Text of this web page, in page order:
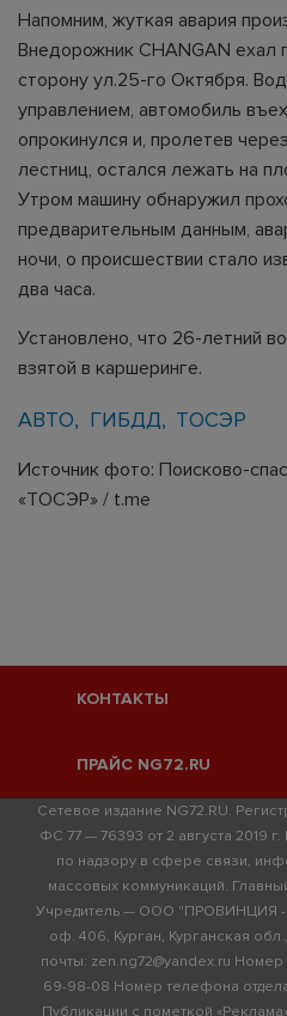
Напомним, жуткая авария
Внедорожник CHANGAN ехал
сторону ул.25-го Октября.
управлением, автомобиль
опрокинулся и, пролетев
лестниц, остался лежать на
Утром машину обнаружил
предварительным данным,
ночи, о происшествии стало
два часа.
Установлено, что 26-летний
взятой в каршеринге.
АВТО ГИБДД ТОСЭР
Источник фото: Поисково-
«ТОСЭР» / t.me
КОНТАКТЫ
ПРАЙС NG72.RU
Сетевое издание NG72.RU.
ФС 77 — 76393 от 2 августа 2019
по надзору в сфере связи,
массовых коммуникаций.
Учредитель — ООО "ПРОВИНЦИЯ -
оф. 406, Курган, Курганская
почты: zen.ng72@yandex.ru
69-98-08 Номер телефона
Публикации с пометкой